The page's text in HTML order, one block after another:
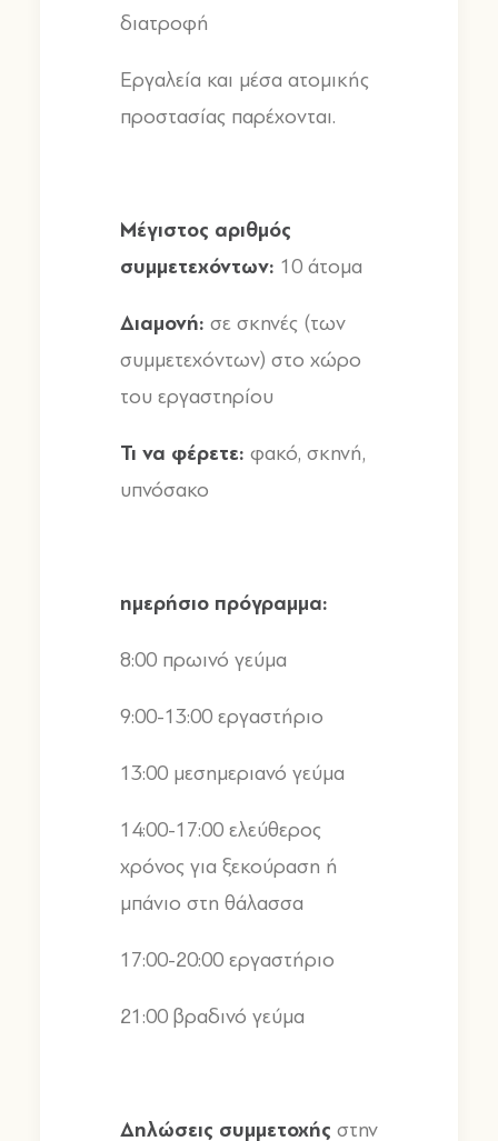
διατροφή
Εργαλεία και μέσα ατομικής
προστασίας παρέχονται.
Μέγιστος αριθμός
συμμετεχόντων: 10 άτομα
Διαμονή: σε σκηνές (των
συμμετεχόντων) στο χώρο
του εργαστηρίου
Τι να φέρετε: φακό, σκηνή,
υπνόσακο
ημερήσιο πρόγραμμα:
8:00 πρωινό γεύμα
9:00-13:00 εργαστήριο
13:00 μεσημεριανό γεύμα
14:00-17:00 ελεύθερος
χρόνος για ξεκούραση ή
μπάνιο στη θάλασσα
17:00-20:00 εργαστήριο
21:00 βραδινό γεύμα
Δηλώσεις συμμετοχής στην